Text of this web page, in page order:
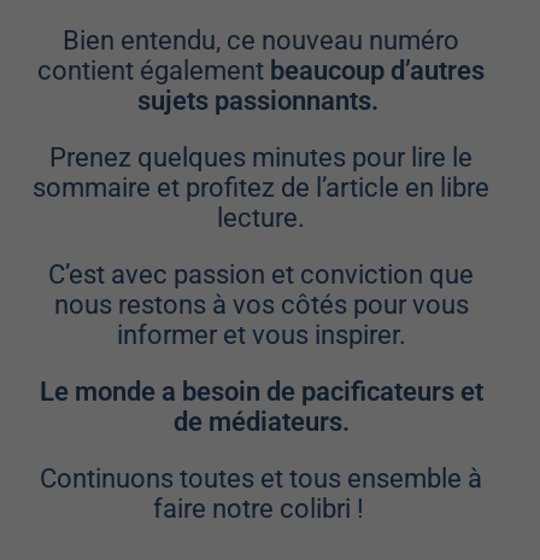
Bien entendu, ce nouveau numéro
contient également beaucoup d’autres
sujets passionnants.
Prenez quelques minutes pour lire le
sommaire et profitez de l’article en libre
lecture.
C’est avec passion et conviction que
nous restons à vos côtés pour vous
informer et vous inspirer.
Le monde a besoin de pacificateurs et
de médiateurs.
Continuons toutes et tous ensemble à
faire notre colibri !